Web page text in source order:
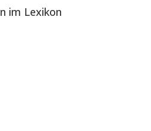
im Lexikon